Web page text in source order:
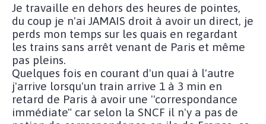
Je travaille en dehors des heures de pointes,
du coup je n'ai JAMAIS droit à avoir un direct, je
perds mon temps sur les quais en regardant
les trains sans arrêt venant de Paris et même
pas pleins.
Quelques fois en courant d'un quai à l'autre
j'arrive lorsqu'un train arrive 1 à 3 min en
retard de Paris à avoir une ''correspondance
immédiate" car selon la SNCF il n'y a pas de